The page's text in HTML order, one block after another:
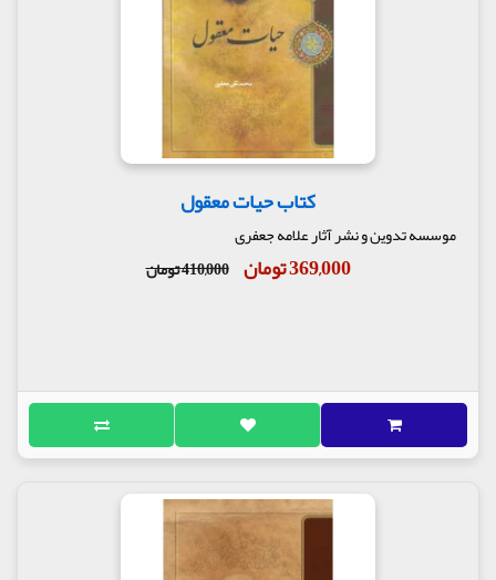
کتاب حیات معقول
موسسه تدوین و نشر آثار علامه جعفری
369,000 تومان 410,000 تومان